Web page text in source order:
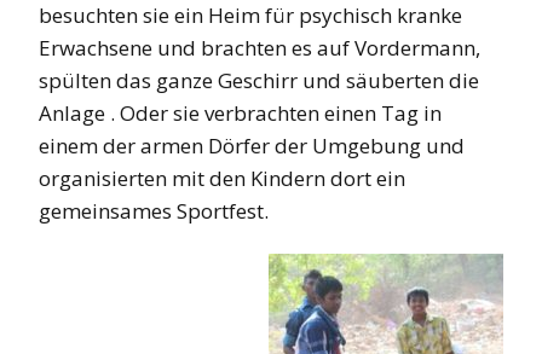
besuchten sie ein Heim für psychisch kranke
Erwachsene und brachten es auf Vordermann,
spülten das ganze Geschirr und säuberten die
Anlage . Oder sie verbrachten einen Tag in
einem der armen Dörfer der Umgebung und
organisierten mit den Kindern dort ein
gemeinsames Sportfest.